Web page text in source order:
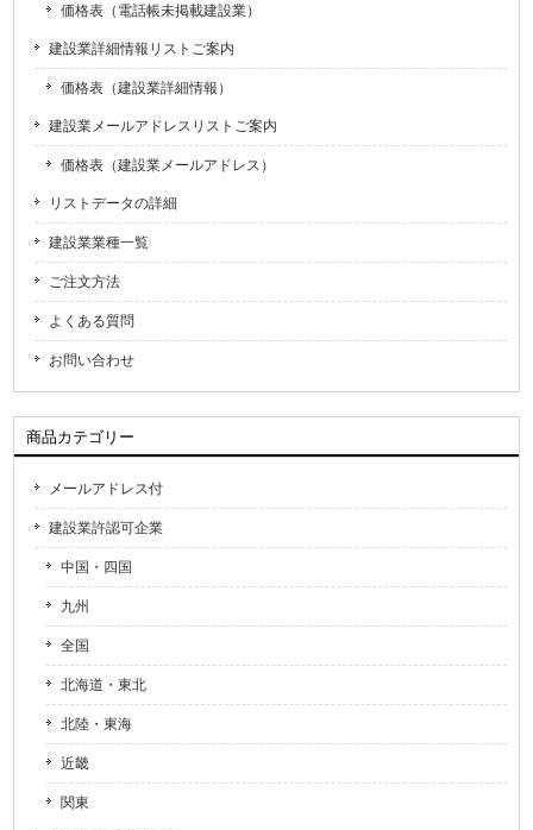
価格表（電話帳未掲載建設業）
建設業詳細情報リストご案内
価格表（建設業詳細情報）
建設業メールアドレスリストご案内
価格表（建設業メールアドレス）
リストデータの詳細
建設業業種一覧
ご注文方法
よくある質問
お問い合わせ
商品カテゴリー
メールアドレス付
建設業許認可企業
中国・四国
九州
全国
北海道・東北
北陸・東海
近畿
関東